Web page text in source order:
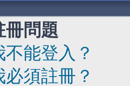
冊問題
能登入？
須註冊？